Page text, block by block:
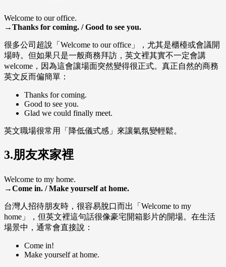
Welcome to our office.
→Thanks for coming. / Good to see you.
很多公司超說「Welcome to our office」，尤其是櫃檯或會議開
場時。但如果只是一般商務拜訪，英文裡其實不一定會講
welcome，因為這會讓場面突然變得很正式。真正自然的商務
英文反而偏簡單：
Thanks for coming.
Good to see you.
Glad we could finally meet.
英文職場很常用「降低儀式感」來讓氣氛變輕鬆。
3.朋友來家裡
Welcome to my home.
→Come in. / Make yourself at home.
台灣人招待朋友時，很容易脫口而出「Welcome to my
home」，但英文裡這句話很像豪宅開箱影片的開場。在生活
場景中，通常會直接說：
Come in!
Make yourself at home.